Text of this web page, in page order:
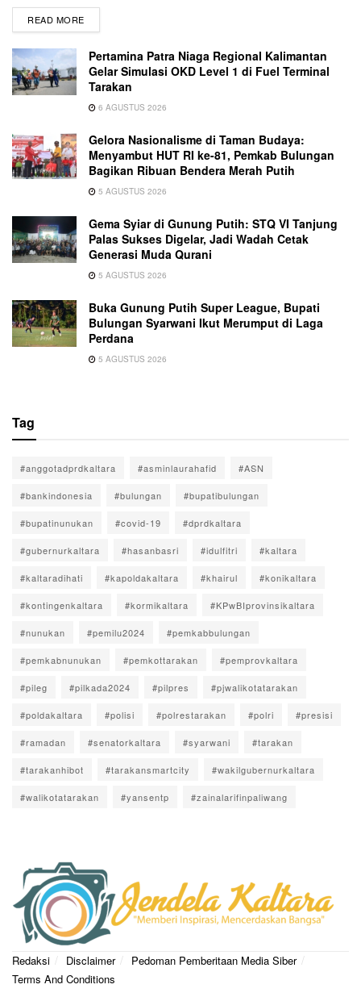
READ MORE
Pertamina Patra Niaga Regional Kalimantan
Gelar Simulasi OKD Level 1 di Fuel Terminal
Tarakan
6 AGUSTUS 2026
Gelora Nasionalisme di Taman Budaya:
Menyambut HUT RI ke-81, Pemkab Bulungan
Bagikan Ribuan Bendera Merah Putih
5 AGUSTUS 2026
Gema Syiar di Gunung Putih: STQ VI Tanjung
Palas Sukses Digelar, Jadi Wadah Cetak
Generasi Muda Qurani
5 AGUSTUS 2026
Buka Gunung Putih Super League, Bupati
Bulungan Syarwani Ikut Merumput di Laga
Perdana
5 AGUSTUS 2026
Tag
#anggotadprdkaltara #asminlaurahafid #ASN
#bankindonesia #bulungan #bupatibulungan
#bupatinunukan #covid-19 #dprdkaltara
#gubernurkaltara #hasanbasri #idulfitri #kaltara
#kaltaradihati #kapoldakaltara #khairul #konikaltara
#kontingenkaltara #kormikaltara #KPwBIprovinsikaltara
#nunukan #pemilu2024 #pemkabbulungan
#pemkabnunukan #pemkottarakan #pemprovkaltara
#pileg #pilkada2024 #pilpres #pjwalikotatarakan
#poldakaltara #polisi #polrestarakan #polri #presisi
#ramadan #senatorkaltara #syarwani #tarakan
#tarakanhibot #tarakansmartcity #wakilgubernurkaltara
#walikotatarakan #yansentp #zainalarifinpaliwang
Redaksi Disclaimer
Pedoman Pemberitaan Media Siber
Terms And Conditions